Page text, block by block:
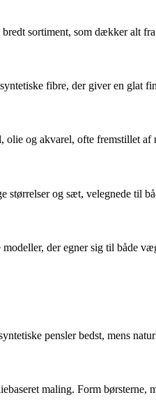
sortiment, som dækker alt
fibre, der giver en glat
og akvarel, ofte fremstillet af
og sæt, velegnede til
der egner sig til både
pensler bedst, mens
maling. Form børsterne,